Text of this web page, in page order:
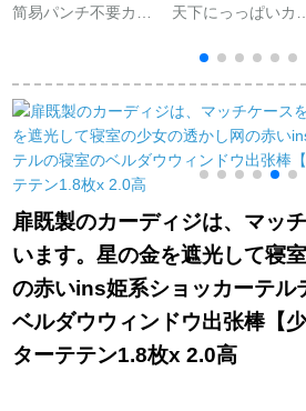
简易パンチ不要カー
ーダーダーダーダー
ダーダーヘウス小窓
カーターテテディー
紺色1.0*1.7 m-送C字
环
天下にっっぱいカ
小森系高精密二重层
一体カーラテ无地
繍糸カーララテン
ンンシリーズシリ
ズシリーズシリー
シリーズシリーズシ
リーズシリーズ既製
カーンンシステムシ
ステムシステムカ
ン遮光カーン【绿
二重】牛乳糸一体
×2.7メトルの高さ
を无料で短缩しま
扉既製のカーディジは、マッ
います。星の金を遮光して寝
の赤いins姫系ショッカーテル
ベルダウウィンドウ出张棒【
ターテテン1.8枚x 2.0高